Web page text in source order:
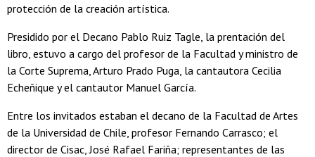
protección de la creación artística.
Presidido por el Decano Pablo Ruiz Tagle, la prentación del
libro, estuvo a cargo del profesor de la Facultad y ministro de
la Corte Suprema, Arturo Prado Puga, la cantautora Cecilia
Echeñique y el cantautor Manuel García.
Entre los invitados estaban el decano de la Facultad de Artes
de la Universidad de Chile, profesor Fernando Carrasco; el
director de Cisac, José Rafael Fariña; representantes de las